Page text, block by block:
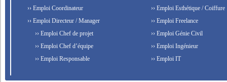
›› Emploi Coordinateur
›› Emploi Directeur / Manager
›› Emploi Chef de projet
›› Emploi Chef d’équipe
›› Emploi Responsable
›› Emploi Esthétique / Coiffure
›› Emploi Freelance
›› Emploi Génie Civil
›› Emploi Ingénieur
›› Emploi IT